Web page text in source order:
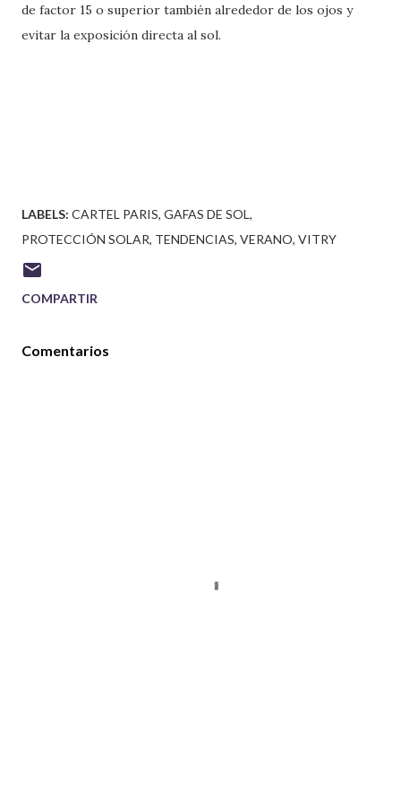
de factor 15 o superior también alrededor de los ojos y
evitar la exposición directa al sol.
LABELS: CARTEL PARIS GAFAS DE SOL
PROTECCIÓN SOLAR TENDENCIAS VERANO VITRY
COMPARTIR
Comentarios